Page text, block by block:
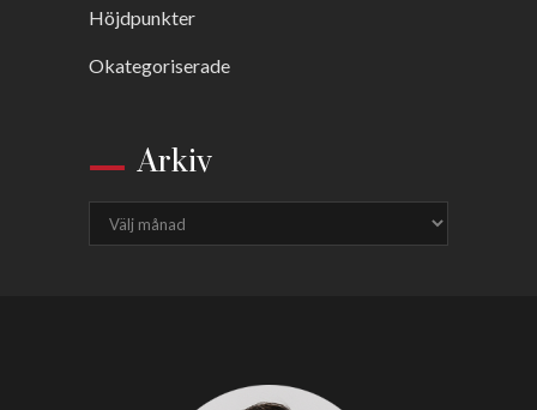
Höjdpunkter
Okategoriserade
Arkiv